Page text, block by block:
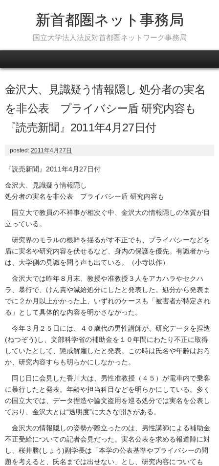
新首都圏ネット事務局
国立大学法人法反対首都圏ネットワーク事務局
金沢大、見識疑う情報隠し 処分者の実名
を非公表 プライバシー盾 研究内容も
『読売新聞』2011年4月27日付
posted: 2011年4月27日
『読売新聞』2011年4月27日付
金沢大、見識疑う情報隠し
処分者の実名を非公表 プライバシー盾 研究内容も
国立大で教員の不祥事が相次ぐ中、金沢大の情報隠しの体質が目
立っている。
研究界のモラルの根幹を揺るがす不正でも、プライバシーなどを
盾に実名や研究内容を伏せるなど、身内の保護を優先。有識者から
は、大学側の見識を問う声も出ている。（小寺以作）
金沢大では昨年８月末、教授や准教授３人をアカハラやセクハ
ラ、暴行で、けん責や減給処分にしたと発表した。処分から発表ま
でに２か月以上かかった上、いずれのケースも「被害者が特定され
る」として具体的な内容を明かさなかった。
今年３月２５日には、４０歳代の男性講師が、研究データを捏造
(ねつぞう)し、文部科学省の補助金を１０年間にわたり不正に取得
していたとして、懲戒解雇したと発表。この時は氏名や年齢はおろ
か、研究内容すらも明らかにしなかった。
同じ日に会見した香川大は、男性准教授（４５）が電車内で乗客
に暴行したと発表。年齢や担当科目などを明らかにしている。多く
の国立大では、データ捏造や論文盗用を巡る処分では実名を公表し
ており、金沢大とは“透明度”に大きな開きがある。
金沢大の情報隠しの姿勢が際立ったのは、男性講師による補助金
不正受給についての記者会見だった。実名公表を求める報道陣に対
し、桜井勝(しょう)副学長は「本学の公表基準やプライバシーの問
題を考えると、氏名までは出せない」とし、研究内容についても